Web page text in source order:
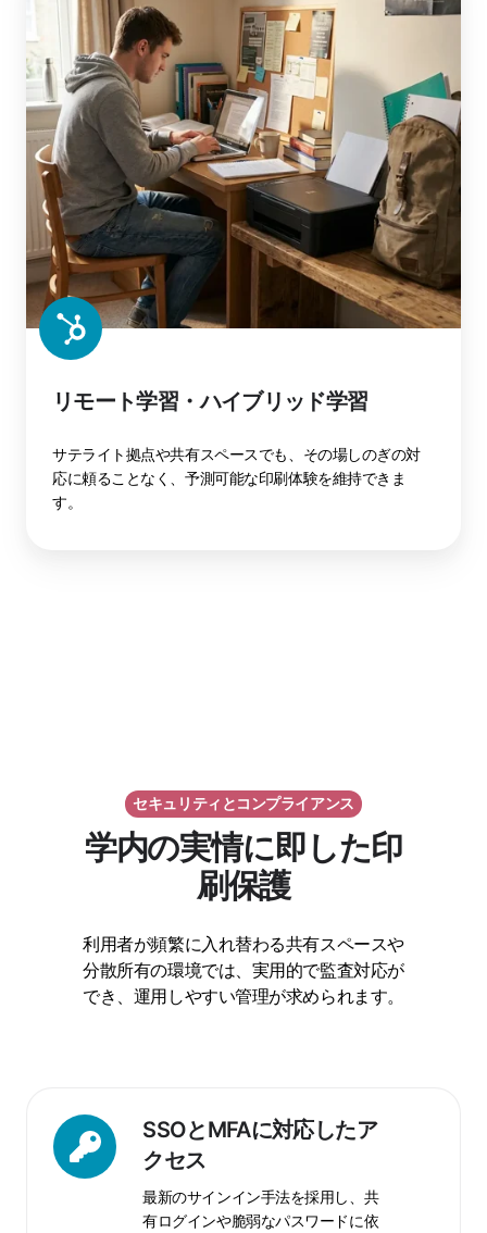
リモート学習・ハイブリッド学習
サテライト拠点や共有スペースでも、その場しのぎの対
応に頼ることなく、予測可能な印刷体験を維持できま
す。
セキュリティとコンプライアンス
学内の実情に即した印
刷保護
利用者が頻繁に入れ替わる共有スペースや
分散所有の環境では、実用的で監査対応が
でき、運用しやすい管理が求められます。
SSOとMFAに対応したア
クセス
最新のサインイン手法を採用し、共
有ログインや脆弱なパスワードに依
SSO
と
MFA